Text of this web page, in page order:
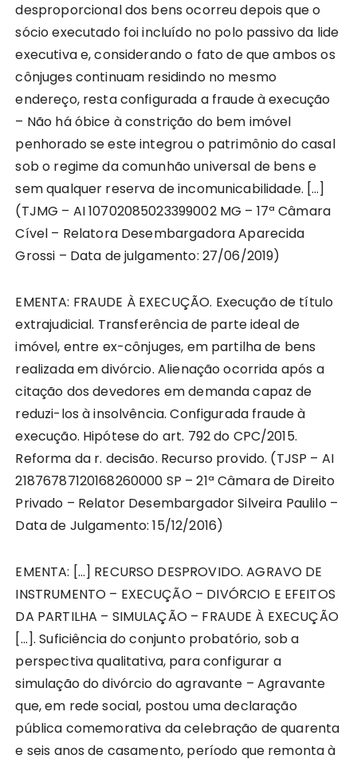
desproporcional dos bens ocorreu depois que o
sócio executado foi incluído no polo passivo da lide
executiva e, considerando o fato de que ambos os
cônjuges continuam residindo no mesmo
endereço, resta configurada a fraude à execução
– Não há óbice à constrição do bem imóvel
penhorado se este integrou o patrimônio do casal
sob o regime da comunhão universal de bens e
sem qualquer reserva de incomunicabilidade. […]
(TJMG – AI 10702085023399002 MG – 17ª Câmara
Cível – Relatora Desembargadora Aparecida
Grossi – Data de julgamento: 27/06/2019)
EMENTA: FRAUDE À EXECUÇÃO. Execução de título
extrajudicial. Transferência de parte ideal de
imóvel, entre ex-cônjuges, em partilha de bens
realizada em divórcio. Alienação ocorrida após a
citação dos devedores em demanda capaz de
reduzi-los à insolvência. Configurada fraude à
execução. Hipótese do art. 792 do CPC/2015.
Reforma da r. decisão. Recurso provido. (TJSP – AI
21876787120168260000 SP – 21ª Câmara de Direito
Privado – Relator Desembargador Silveira Paulilo –
Data de Julgamento: 15/12/2016)
EMENTA: […] RECURSO DESPROVIDO. AGRAVO DE
INSTRUMENTO – EXECUÇÃO – DIVÓRCIO E EFEITOS
DA PARTILHA – SIMULAÇÃO – FRAUDE À EXECUÇÃO
[…]. Suficiência do conjunto probatório, sob a
perspectiva qualitativa, para configurar a
simulação do divórcio do agravante – Agravante
que, em rede social, postou uma declaração
pública comemorativa da celebração de quarenta
e seis anos de casamento, período que remonta à